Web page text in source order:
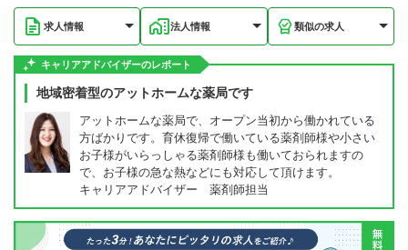
求人情報 法人情報 類似の求人
キャリアアドバイザーのレポート
地域密着型のアットホームな薬局です
アットホームな薬局で、オープン当初から働かれている
方ばかりです。育休復帰で働いている薬剤師様や小さい
お子様がいらっしゃる薬剤師様も働いておられますの
で、お子様の急な熱などにも対応して頂けます。
キャリアアドバイザー 薬剤師担当